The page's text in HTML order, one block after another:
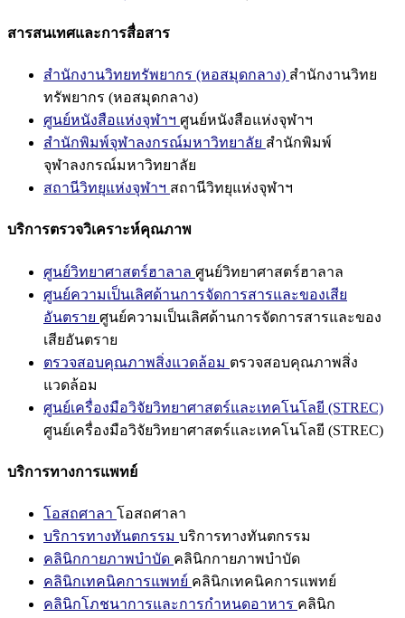
สารสนเทศและการสื่อสาร
สำนักงานวิทยทรัพยากร (หอสมุดกลาง) สำนักงานวิทย
ทรัพยากร (หอสมุดกลาง)
ศูนย์หนังสือแห่งจุฬาฯ ศูนย์หนังสือแห่งจุฬาฯ
สำนักพิมพ์จุฬาลงกรณ์มหาวิทยาลัย สำนักพิมพ์
จุฬาลงกรณ์มหาวิทยาลัย
สถานีวิทยุแห่งจุฬาฯ สถานีวิทยุแห่งจุฬาฯ
บริการตรวจวิเคราะห์คุณภาพ
ศูนย์วิทยาศาสตร์ฮาลาล ศูนย์วิทยาศาสตร์ฮาลาล
ศูนย์ความเป็นเลิศด้านการจัดการสารและของเสีย
อันตราย ศูนย์ความเป็นเลิศด้านการจัดการสารและของ
เสียอันตราย
ตรวจสอบคุณภาพสิ่งแวดล้อม ตรวจสอบคุณภาพสิ่ง
แวดล้อม
ศูนย์เครื่องมือวิจัยวิทยาศาสตร์และเทคโนโลยี (STREC)
ศูนย์เครื่องมือวิจัยวิทยาศาสตร์และเทคโนโลยี (STREC)
บริการทางการแพทย์
โอสถศาลา โอสถศาลา
บริการทางทันตกรรม บริการทางทันตกรรม
คลินิกกายภาพบำบัด คลินิกกายภาพบำบัด
คลินิกเทคนิคการแพทย์ คลินิกเทคนิคการแพทย์
คลินิกโภชนาการและการกำหนดอาหาร คลินิก